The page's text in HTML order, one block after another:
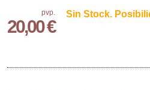
pvp.
20,00 €
Sin Stock.